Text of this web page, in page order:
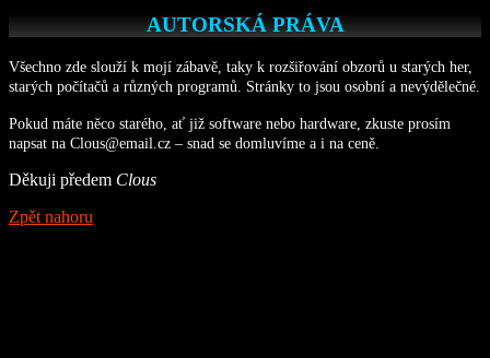
AUTORSKÁ PRÁVA
Všechno zde slouží k mojí zábavě, taky k rozšiřování obzorů u starých her,
starých počítačů a různých programů. Stránky to jsou osobní a nevýdělečné.
Pokud máte něco starého, ať již software nebo hardware, zkuste prosím
napsat na Clous@email.cz – snad se domluvíme a i na ceně.
Děkuji předem Clous
Zpět nahoru